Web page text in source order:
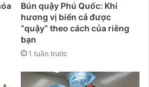
Bún quậy Phú Quốc: Khi
hương vị biển cả được
“quậy” theo cách của riêng
bạn
1 tuần trước